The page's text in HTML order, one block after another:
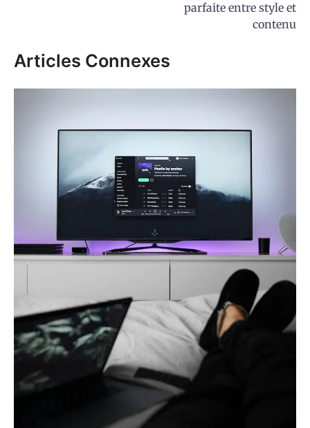
parfaite entre style et
contenu
Articles Connexes